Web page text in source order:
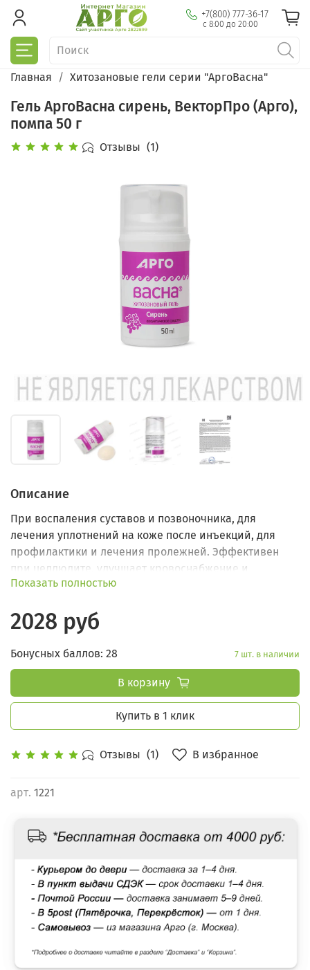
+7(800) 777-36-17
с 8:00 до 20:00
Главная Хитозановые гели серии "АргоВасна"
Гель АргоВасна сирень, ВекторПро (Арго),
помпа 50 г
Отзывы (1)
Отзывы (1) В избранное
арт. 1221
Описание
При воспаления суставов и позвоночника, для
лечения уплотнений на коже после инъекций, для
профилактики и лечения пролежней. Эффективен
при целлюлите, улучшает кровоснабжение и
гидратацию кожного покрова, увеличивает его
Показать полностью
2028 руб
Бонусных баллов: 28 7 шт. в наличии
В корзину
Купить в 1 клик